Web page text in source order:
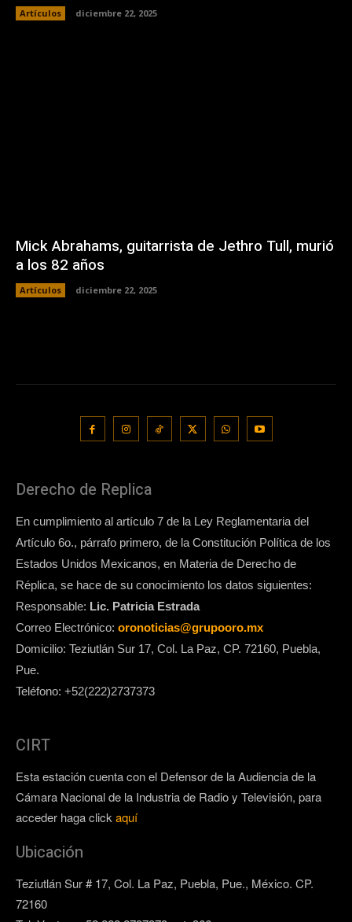
Artículos diciembre 22, 2025
Mick Abrahams, guitarrista de Jethro Tull, murió
a los 82 años
Artículos diciembre 22, 2025
Derecho de Replica
En cumplimiento al artículo 7 de la Ley Reglamentaria del
Artículo 6o., párrafo primero, de la Constitución Política de los
Estados Unidos Mexicanos, en Materia de Derecho de
Réplica, se hace de su conocimiento los datos siguientes:
Responsable: Lic. Patricia Estrada
Correo Electrónico: oronoticias@grupooro.mx
Domicilio: Teziutlán Sur 17, Col. La Paz, CP. 72160, Puebla,
Pue.
Teléfono: +52(222)2737373
CIRT
Esta estación cuenta con el Defensor de la Audiencia de la
Cámara Nacional de la Industria de Radio y Televisión, para
acceder haga click aquí
Ubicación
Teziutlán Sur # 17, Col. La Paz, Puebla, Pue., México. CP.
72160